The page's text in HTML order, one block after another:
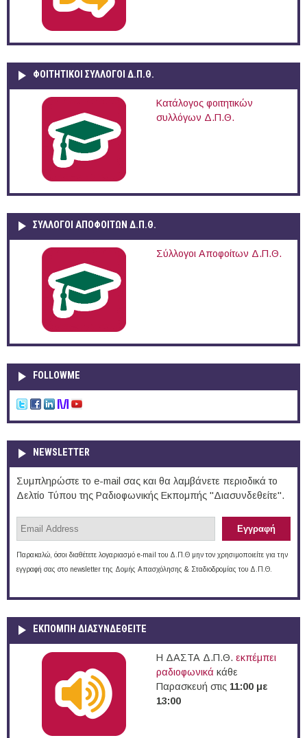
ΦΟΙΤΗΤΙΚΟΙ ΣΥΛΛΟΓΟΙ Δ.Π.Θ.
Κατάλογος φοιτητικών
συλλόγων Δ.Π.Θ.
ΣΥΛΛΟΓΟΙ ΑΠΟΦΟΙΤΩΝ Δ.Π.Θ.
Σύλλογοι Αποφοίτων Δ.Π.Θ.
FOLLOWME
NEWSLETTER
Συμπληρώστε το e-mail σας και θα λαμβάνετε περιοδικά το
Δελτίο Τύπου της Ραδιοφωνικής Εκπομπής "Διασυνδεθείτε".
Παρακαλώ, όσοι διαθέτετε λογαριασμό e-mail του Δ.Π.Θ μην τον χρησιμοποιείτε για την
εγγραφή σας στο newsletter της Δομής Απασχόλησης & Σταδιοδρομίας του Δ.Π.Θ.
ΕΚΠΟΜΠΉ ΔΙΑΣΥΝΔΕΘΕΊΤΕ
Η ΔΑΣΤΑ Δ.Π.Θ. εκπέμπει
ραδιοφωνικά κάθε
Παρασκευή στις 11:00 με
13:00